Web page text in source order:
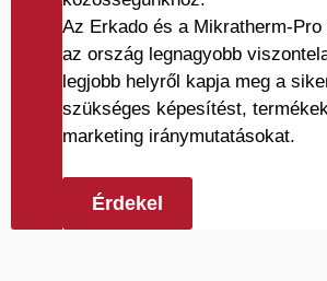
Az Erkado és a Mikratherm-
az ország legnagyobb
legjobb helyről kapja meg a
szükséges képesítést,
marketing iránymutatásokat.
Érdekel